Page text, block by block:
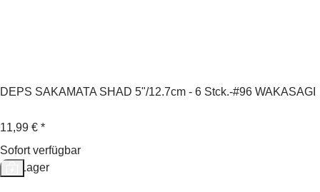
DEPS SAKAMATA SHAD 5"/12.7cm - 6 Stck.-#96 WAKASAGI
11,99 € *
Sofort verfügbar
Auf Lager